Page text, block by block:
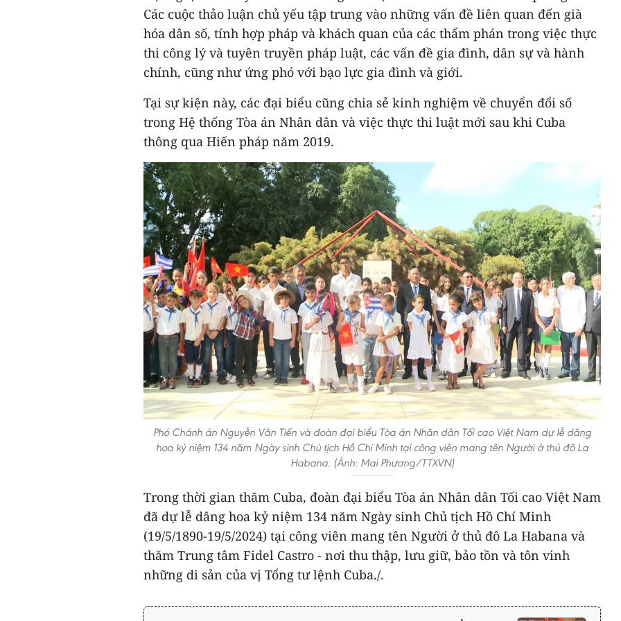
Các cuộc thảo luận chủ yếu tập trung vào những vấn đề liên quan đến già
hóa dân số, tính hợp pháp và khách quan của các thẩm phán trong việc thực
thi công lý và tuyên truyền pháp luật, các vấn đề gia đình, dân sự và hành
chính, cũng như ứng phó với bạo lực gia đình và giới.
Tại sự kiện này, các đại biểu cũng chia sẻ kinh nghiệm về chuyển đổi số
trong Hệ thống Tòa án Nhân dân và việc thực thi luật mới sau khi Cuba
thông qua Hiến pháp năm 2019.
Phó Chánh án Nguyễn Văn Tiến và đoàn đại biểu Tòa án Nhân dân Tối cao Việt Nam dự lễ dâng
hoa kỷ niệm 134 năm Ngày sinh Chủ tịch Hồ Chí Minh tại công viên mang tên Người ở thủ đô La
Habana. (Ảnh: Mai Phương/TTXVN)
Trong thời gian thăm Cuba, đoàn đại biểu Tòa án Nhân dân Tối cao Việt Nam
đã dự lễ dâng hoa kỷ niệm 134 năm Ngày sinh Chủ tịch Hồ Chí Minh
(19/5/1890-19/5/2024) tại công viên mang tên Người ở thủ đô La Habana và
thăm Trung tâm Fidel Castro - nơi thu thập, lưu giữ, bảo tồn và tôn vinh
những di sản của vị Tổng tư lệnh Cuba./.